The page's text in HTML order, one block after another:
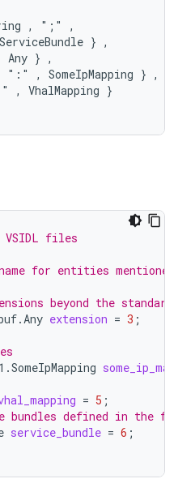
, ";" ,
} ,
Any } ,
, SomeIpMapping } ,
, VhalMapping }
VSIDL files
name for entities
beyond the standard
extension = 3 ;
= 5 ;
bundles defined in the
service_bundle = 6 ;